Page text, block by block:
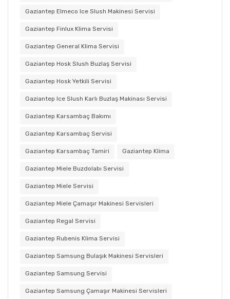
Gaziantep Elmeco Ice Slush Makinesi Servisi
Gaziantep Finlux Klima Servisi
Gaziantep General Klima Servisi
Gaziantep Hosk Slush Buzlaş Servisi
Gaziantep Hosk Yetkili Servisi
Gaziantep Ice Slush Karlı Buzlaş Makinası Servisi
Gaziantep Karsambaç Bakımı
Gaziantep Karsambaç Servisi
Gaziantep Karsambaç Tamiri Gaziantep Klima
Gaziantep Miele Buzdolabı Servisi
Gaziantep Miele Servisi
Gaziantep Miele Çamaşır Makinesi Servisleri
Gaziantep Regal Servisi
Gaziantep Rubenis Klima Servisi
Gaziantep Samsung Bulaşık Makinesi Servisleri
Gaziantep Samsung Servisi
Gaziantep Samsung Çamaşır Makinesi Servisleri